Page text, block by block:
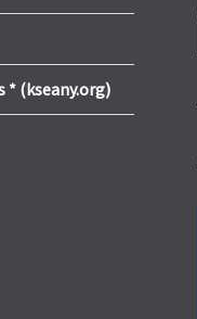
* (kseany.org)